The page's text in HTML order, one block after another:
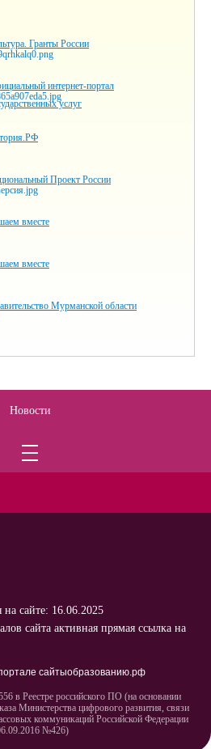
Гранты России
интернет-портал
услуг
Проект России
вместе
вместе
Мурманской области
Новости
на сайте: 16.06.2025
сайта активная прямая ссылка на
сайтыобразованию.рф
в Реестре российского ПО (на основании
Министерства цифрового развития, связи
коммуникаций Российской Федерации
№426)